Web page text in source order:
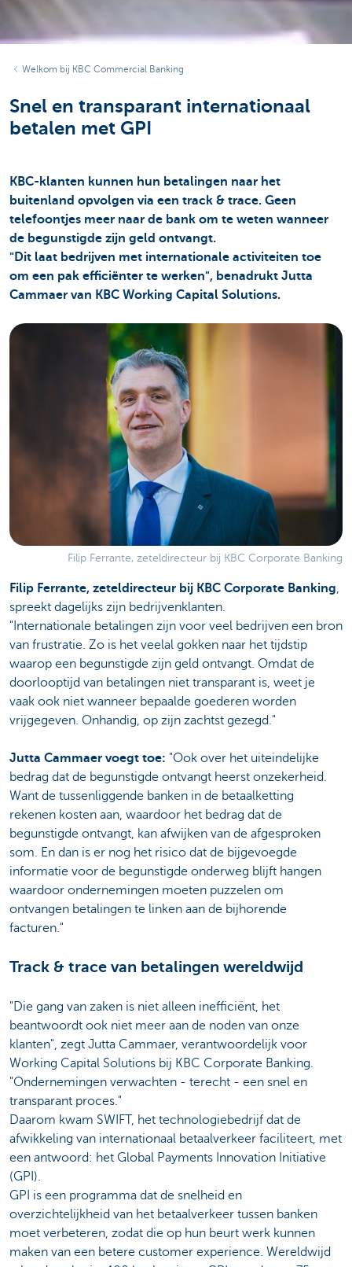
Welkom bij KBC Commercial Banking
Snel en transparant internationaal
betalen met GPI
KBC-klanten kunnen hun betalingen naar het
buitenland opvolgen via een track & trace. Geen
telefoontjes meer naar de bank om te weten wanneer
de begunstigde zijn geld ontvangt.
"Dit laat bedrijven met internationale activiteiten toe
om een pak efficiënter te werken", benadrukt Jutta
Cammaer van KBC Working Capital Solutions.
Filip Ferrante, zeteldirecteur bij KBC Corporate Banking
Filip Ferrante, zeteldirecteur bij KBC Corporate Banking
spreekt dagelijks zijn bedrijvenklanten.
"Internationale betalingen zijn voor veel bedrijven een bron
van frustratie. Zo is het veelal gokken naar het tijdstip
waarop een begunstigde zijn geld ontvangt. Omdat de
doorlooptijd van betalingen niet transparant is, weet je
vaak ook niet wanneer bepaalde goederen worden
vrijgegeven. Onhandig, op zijn zachtst gezegd."
Jutta Cammaer voegt toe: "Ook over het uiteindelijke
bedrag dat de begunstigde ontvangt heerst onzekerheid.
Want de tussenliggende banken in de betaalketting
rekenen kosten aan, waardoor het bedrag dat de
begunstigde ontvangt, kan afwijken van de afgesproken
som. En dan is er nog het risico dat de bijgevoegde
informatie voor de begunstigde onderweg blijft hangen
waardoor ondernemingen moeten puzzelen om
ontvangen betalingen te linken aan de bijhorende
facturen."
Track & trace van betalingen wereldwijd
"Die gang van zaken is niet alleen inefficiënt, het
beantwoordt ook niet meer aan de noden van onze
klanten", zegt Jutta Cammaer, verantwoordelijk voor
Working Capital Solutions bij KBC Corporate Banking.
"Ondernemingen verwachten - terecht - een snel en
transparant proces."
Daarom kwam SWIFT, het technologiebedrijf dat de
afwikkeling van internationaal betaalverkeer faciliteert, met
een antwoord: het Global Payments Innovation Initiative
(GPI).
GPI is een programma dat de snelheid en
overzichtelijkheid van het betaalverkeer tussen banken
moet verbeteren, zodat die op hun beurt werk kunnen
maken van een betere customer experience. Wereldwijd